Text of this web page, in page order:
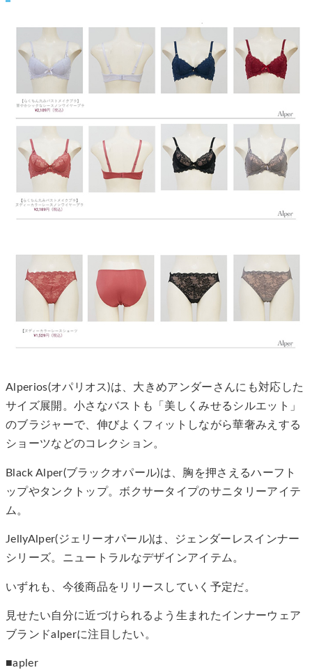
Alperios(オパリオス)は、大きめアンダーさんにも対応した
サイズ展開。小さなバストも「美しくみせるシルエット」
のブラジャーで、伸びよくフィットしながら華奢みえする
ショーツなどのコレクション。
Black Alper(ブラックオパール)は、胸を押さえるハーフト
ップやタンクトップ。ボクサータイプのサニタリーアイテ
ム。
JellyAlper(ジェリーオパール)は、ジェンダーレスインナー
シリーズ。ニュートラルなデザインアイテム。
いずれも、今後商品をリリースしていく予定だ。
見せたい自分に近づけられるよう生まれたインナーウェア
ブランドalperに注目したい。
■apler